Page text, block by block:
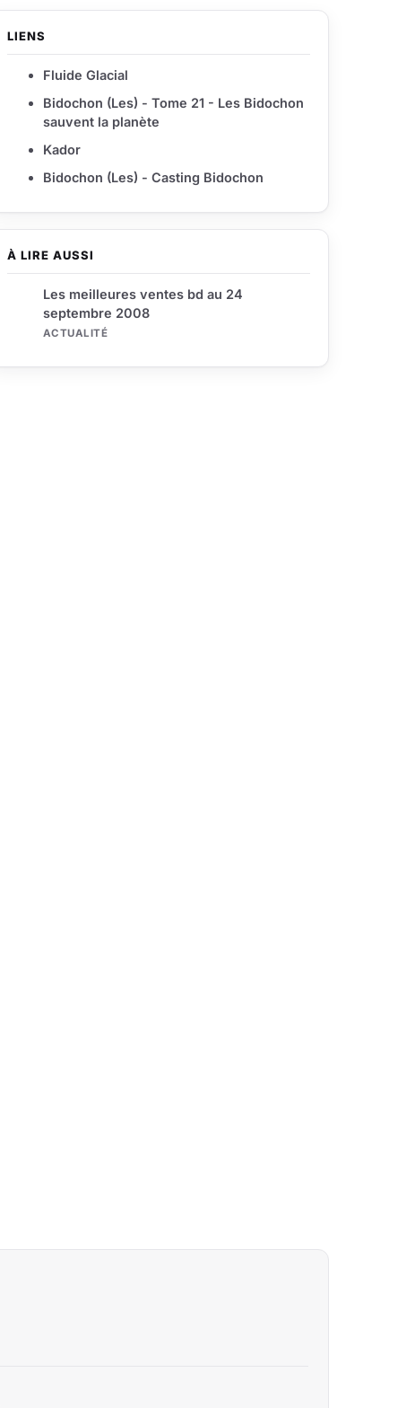
À LIRE AUSSI
Les meilleures ventes bd au 24
septembre 2008
ACTUALITÉ
LIENS
Fluide Glacial
Bidochon (Les) - Tome 21 - Les Bidochon
sauvent la planète
Kador
Bidochon (Les) - Casting Bidochon